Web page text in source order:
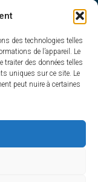
des technologies telles
de l’appareil. Le
traiter des données telles
uniques sur ce site. Le
peut nuire à certaines
à 17h30